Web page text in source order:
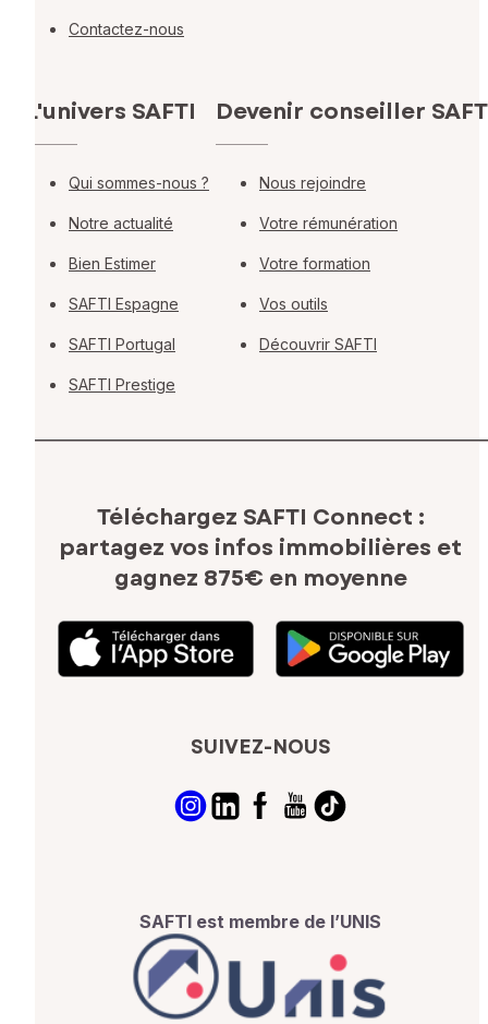
Contactez-nous
L'univers SAFTI
Qui sommes-nous ?
Notre actualité
Bien Estimer
SAFTI Espagne
SAFTI Portugal
SAFTI Prestige
Devenir conseiller
Nous rejoindre
Votre rémunération
Votre formation
Vos outils
Découvrir SAFTI
Téléchargez SAFTI Connect :
partagez vos infos immobilières et
gagnez 875€ en moyenne
SUIVEZ-NOUS
SAFTI est membre de l’UNIS